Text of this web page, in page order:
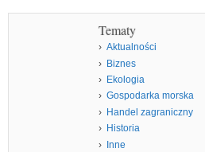
Tematy
Aktualności
Biznes
Ekologia
Gospodarka morska
Handel zagraniczny
Historia
Inne